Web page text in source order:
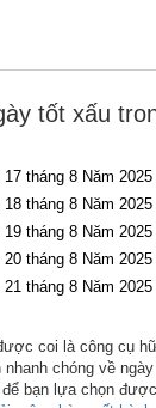
tốt xấu
tháng 8 Năm 2025
tháng 8 Năm 2025
tháng 8 Năm 2025
tháng 8 Năm 2025
tháng 8 Năm 2025
coi là công cụ
chóng về
bạn lựa chọn